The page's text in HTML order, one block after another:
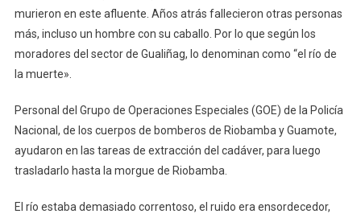
murieron en este afluente. Años atrás fallecieron otras personas
más, incluso un hombre con su caballo. Por lo que según los
moradores del sector de Gualiñag, lo denominan como “el río de
la muerte».
Personal del Grupo de Operaciones Especiales (GOE) de la Policía
Nacional, de los cuerpos de bomberos de Riobamba y Guamote,
ayudaron en las tareas de extracción del cadáver, para luego
trasladarlo hasta la morgue de Riobamba.
El río estaba demasiado correntoso, el ruido era ensordecedor,